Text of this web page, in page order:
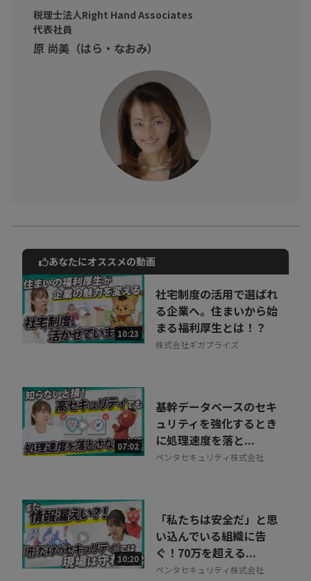
しくお話しいただきました。
インボイス制度について不安がある個人事業主、小規模の企業の
インボイス制度を理解して損をしない為に知識を身につけてみま
税理士法人Right Hand Associates
代表社員
原 尚美（はら・なおみ）
動画でご紹介しているサービスについて
お気軽にご相談・ご質問いただけます！
30秒でお申し込み可能
相談を希望する 無料
あなたにオススメの動画
10:23
社宅制度の活用で選ばれ
る企業へ。住まいから始
まる福利厚生とは！？
株式会社ギガプライズ
07:02
基幹データベースのセキ
ュリティを強化するとき
に処理速度を落と...
ペンタセキュリティ株式会社
10:20
「私たちは安全だ」と思
い込んでいる組織に告
ぐ！70万を超える...
ペンタセキュリティ株式会社